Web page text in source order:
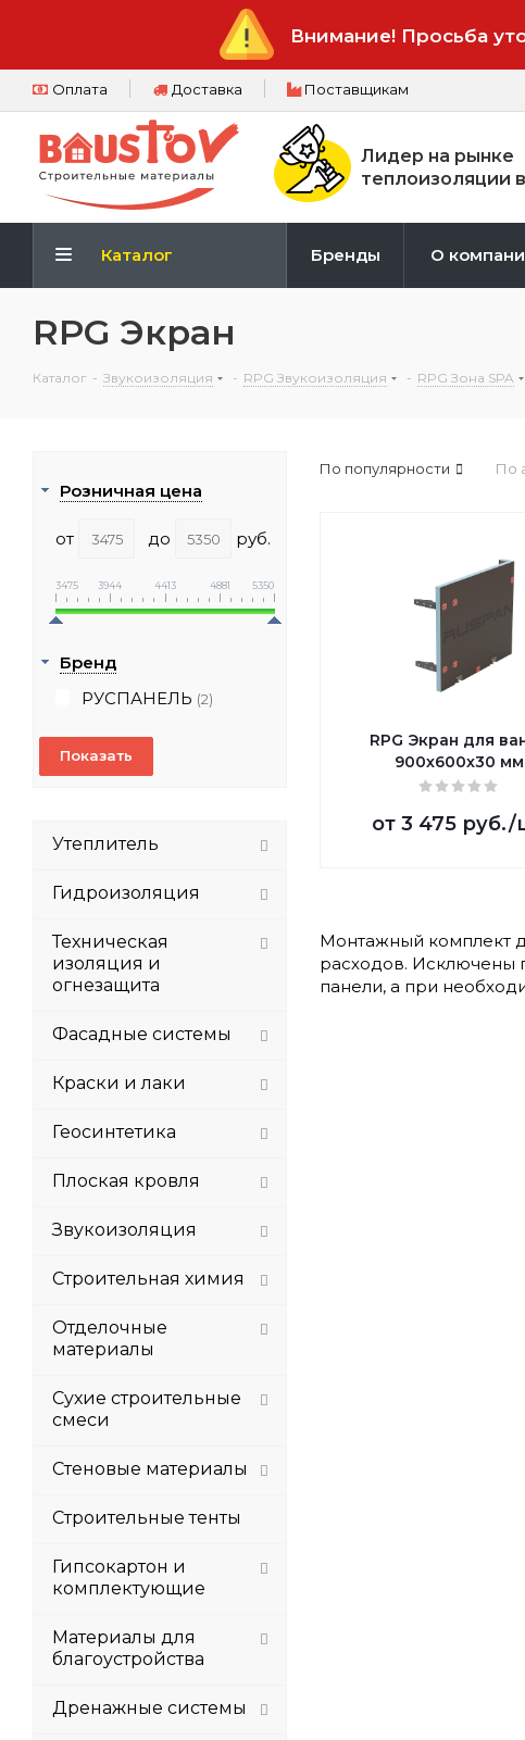
Внимание! Просьба
Оплата Доставка Поставщикам
Лидер на рынке
теплоизоляции
Каталог Бренды О
RPG Экран
Каталог - Звукоизоляция - RPG Звукоизоляция - RPG Зона SPA
По популярности По
RPG Экран для
900х600х30 мм
от 3 475 руб./
Монтажный комплект
расходов. Исключены
панели, а при
Розничная цена
от до руб.
3475 3944 4413 4881 5350
Бренд
РУСПАНЕЛЬ (2)
Утеплитель
Гидроизоляция
Техническая
изоляция и
огнезащита
Фасадные системы
Краски и лаки
Геосинтетика
Плоская кровля
Звукоизоляция
Строительная химия
Отделочные
материалы
Сухие строительные
смеси
Стеновые материалы
Строительные тенты
Гипсокартон и
комплектующие
Материалы для
благоустройства
Дренажные системы